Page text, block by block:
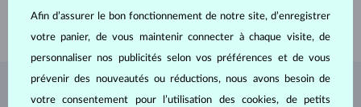
BIJOUX DEL'ATELIER KLENOTA
Afin d’assurer le bon fonctionnement de notre site, d’enregistrer
votre panier, de vous maintenir connecter à chaque visite, de
personnaliser nos publicités selon vos préférences et de vous
prévenir des nouveautés ou réductions, nous avons besoin de
votre consentement pour l’utilisation des cookies, de petits